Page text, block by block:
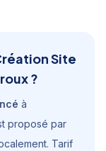
Site
?
à
proposé par
Tarif